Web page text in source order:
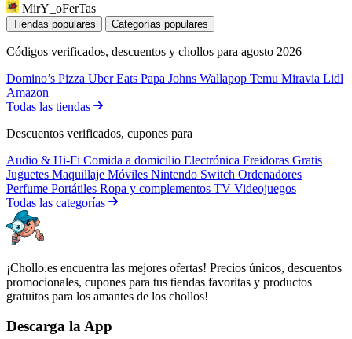
MirY_oFerTas
Tiendas populares Categorías populares
Códigos verificados, descuentos y chollos para agosto 2026
Domino’s Pizza Uber Eats Papa Johns Wallapop Temu Miravia Lidl
Amazon
Todas las tiendas
Descuentos verificados, cupones para
Audio & Hi-Fi Comida a domicilio Electrónica Freidoras Gratis
Juguetes Maquillaje Móviles Nintendo Switch Ordenadores
Perfume Portátiles Ropa y complementos TV Videojuegos
Todas las categorías
¡Chollo.es encuentra las mejores ofertas! Precios únicos, descuentos
promocionales, cupones para tus tiendas favoritas y productos
gratuitos para los amantes de los chollos!
Descarga la App